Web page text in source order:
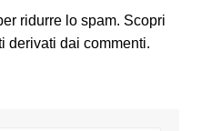
ridurre lo spam. Scopri
derivati dai commenti.